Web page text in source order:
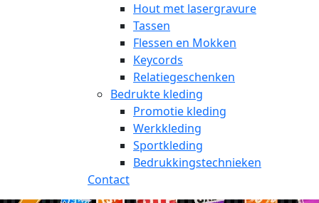
Hout met lasergravure
Tassen
Flessen en Mokken
Keycords
Relatiegeschenken
Bedrukte kleding
Promotie kleding
Werkkleding
Sportkleding
Bedrukkingstechnieken
Contact